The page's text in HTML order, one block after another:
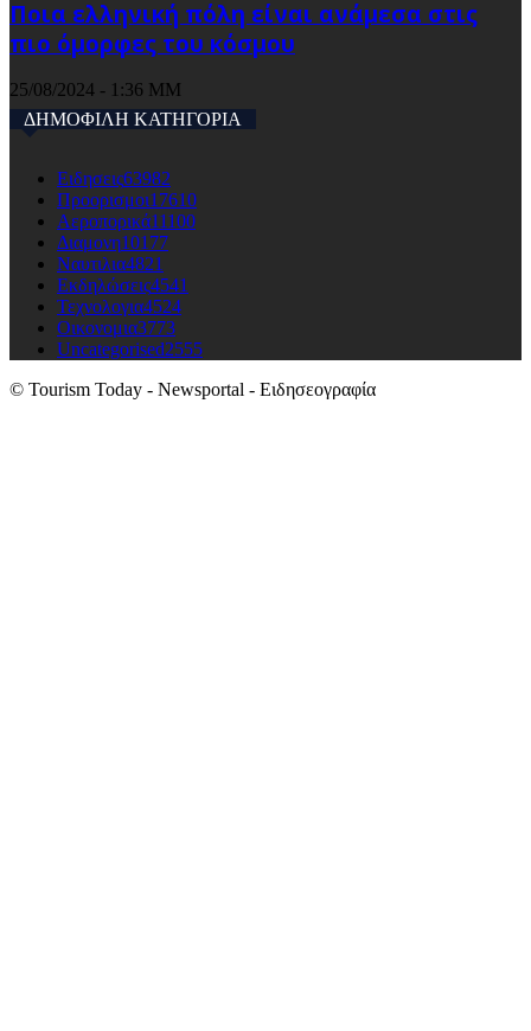
Ποια ελληνική πόλη είναι ανάμεσα στις
πιο όμορφες του κόσμου
25/08/2024 - 1:36 ΜΜ
ΔΗΜΟΦΙΛΗ ΚΑΤΗΓΟΡΙΑ
Ειδησεις63982
Προορισμοι17610
Αεροπορικά11100
Διαμονη10177
Ναυτιλια4821
Εκδηλώσεις4541
Τεχνολογια4524
Οικονομια3773
Uncategorised2555
© Tourism Today - Newsportal - Ειδησεογραφία